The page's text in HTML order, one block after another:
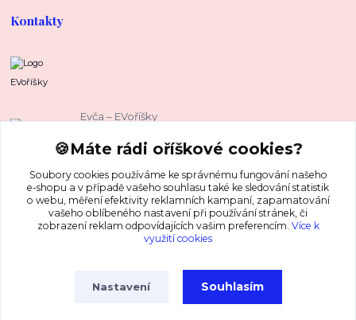
Kontakty
EVoříšky
Evča – EVoříšky
(Po-Pá, 8-16 hod.)
evca@evorisky.cz
Copyright © EVoříšky® 2026 Všechna práva vyhrazena
🍪Máte rádi oříškové cookies?
Soubory cookies používáme ke správnému fungování našeho
e-shopu a v případě vašeho souhlasu také ke sledování statistik
o webu, měření efektivity reklamních kampaní, zapamatování
vašeho oblíbeného nastavení při používání stránek, či
zobrazení reklam odpovídajících vašim preferencím. Více k
využití cookies
Nastavení Souhlasím